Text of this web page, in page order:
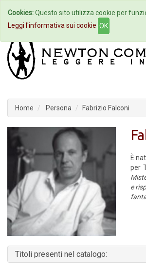
Home Autori
Home Persona Fabrizio Falconi
È
per
e
Titoli presenti nel catalogo:
Cookies:Questo sito utilizza cookie per
Leggi l'informativa sui cookie OK